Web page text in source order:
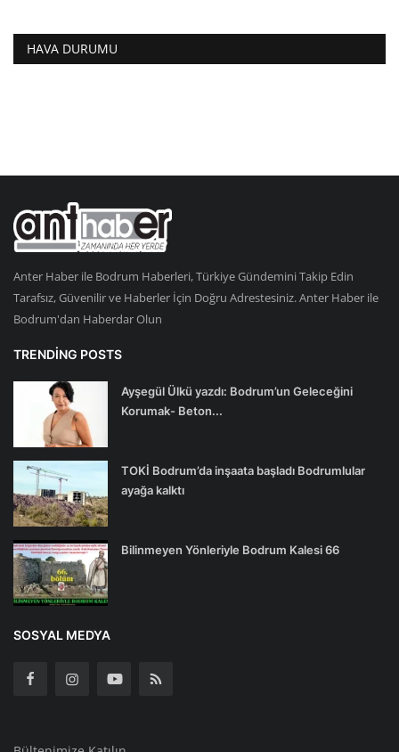
HAVA DURUMU
Anter Haber ile Bodrum Haberleri, Türkiye Gündemini Takip Edin
Tarafsız, Güvenilir ve Haberler İçin Doğru Adrestesiniz. Anter Haber ile
Bodrum'dan Haberdar Olun
TRENDING POSTS
Ayşegül Ülkü yazdı: Bodrum’un Geleceğini
Korumak- Beton...
TOKİ Bodrum’da inşaata başladı Bodrumlular
ayağa kalktı
Bilinmeyen Yönleriyle Bodrum Kalesi 66
SOSYAL MEDYA